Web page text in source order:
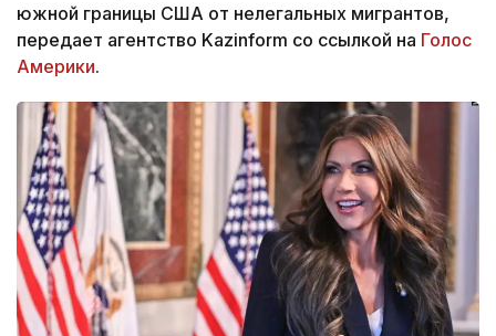
южной границы США от нелегальных мигрантов,
передает агентство Kazinform со ссылкой на Голос
Америки.